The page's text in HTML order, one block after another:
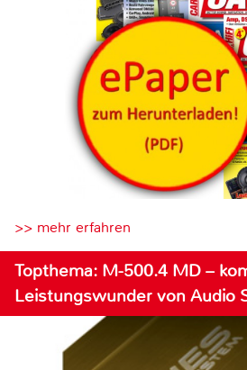
>> mehr erfahren
Topthema: M-500.4 MD –
Leistungswunder von Audio